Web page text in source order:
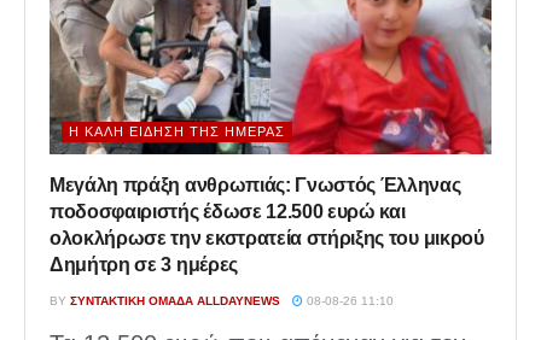
Η ΚΑΛΉ ΕΊΔΗΣΗ ΤΗΣ ΗΜΈΡΑΣ
Μεγάλη πράξη ανθρωπιάς: Γνωστός Έλληνας
ποδοσφαιριστής έδωσε 12.500 ευρώ και
ολοκλήρωσε την εκστρατεία στήριξης του μικρού
Δημήτρη σε 3 ημέρες
BY ΣΥΝΤΑΚΤΙΚΉ ΟΜΆΔΑ ALLDAYNEWS 08-08-26 11:10